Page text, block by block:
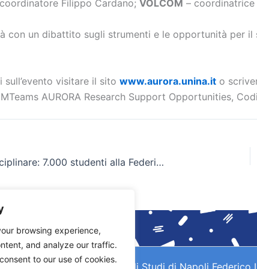
browsing experience,
and analyze our traffic.
to our use of cookies.
Filippo Cardano; VOLCOM – coordinatrice
con un dibattito sugli strumenti e le opportunità per
visitare il sito www.aurora.unina.it o
AURORA Research Support Opportunities,
ORIZZONTI Campus Disciplinare: 7.000 studenti alla Federico II per esplorare le discipline e le professioni
Radio Lab - Università degli Studi di Napoli